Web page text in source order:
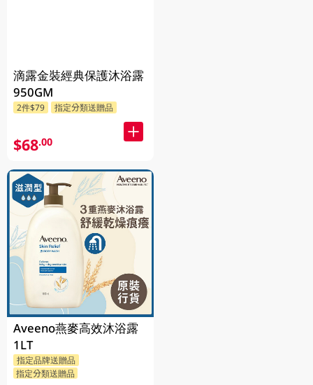
滴露金裝經典保護沐浴露
950GM
2件$79 指定分類送贈品
$68.00
Aveeno燕麥高效沐浴露
1LT
指定品牌送贈品
指定分類送贈品